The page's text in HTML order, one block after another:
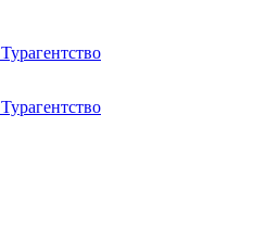
Турагентство
Турагентство